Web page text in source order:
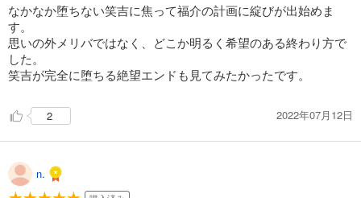
なかなか堕ちない笑吉に焦って福介の計画に綻びが出始めま
す。
思いの外メリバではなく、どこか明るく希望のある終わり方で
した。
笑吉が完全に堕ちる絶望エンドも見てみたかったです。
2 2022年07月12日
n.